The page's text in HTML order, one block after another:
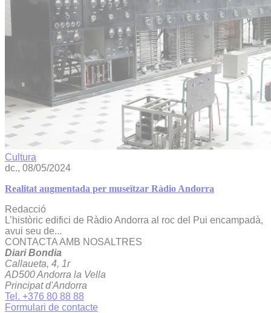
Cultura
dc., 08/05/2024
Realitat augmentada per museïtzar Ràdio Andorra
Redacció
L’històric edifici de Ràdio Andorra al roc del Pui encampadà,
avui seu de...
CONTACTA AMB NOSALTRES
Diari Bondia
Callaueta, 4, 1r
AD500 Andorra la Vella
Principat d'Andorra
Tel. +376 80 88 88
Formulari de contacte